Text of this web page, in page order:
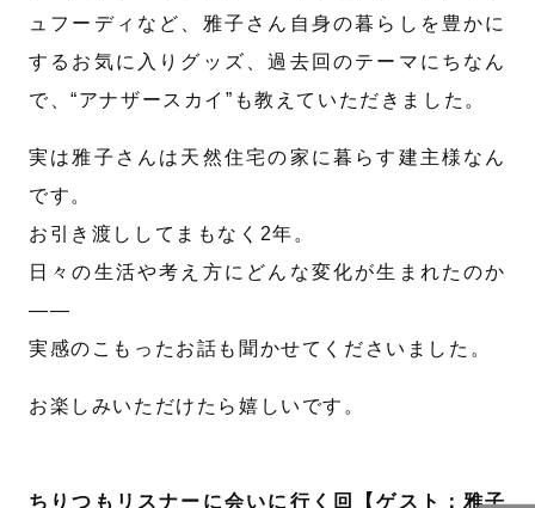
ュフーディなど、雅子さん自身の暮らしを豊かに
するお気に入りグッズ、過去回のテーマにちなん
で、“アナザースカイ”も教えていただきました。
実は雅子さんは天然住宅の家に暮らす建主様なん
です。
お引き渡ししてまもなく2年。
日々の生活や考え方にどんな変化が生まれたのか
——
実感のこもったお話も聞かせてくださいました。
お楽しみいただけたら嬉しいです。
ちりつもリスナーに会いに行く回【ゲスト：雅子